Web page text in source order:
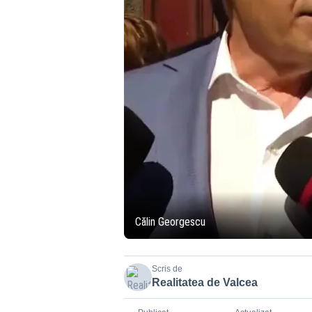
Călin Georgescu
Scris de
Realitatea de Valcea